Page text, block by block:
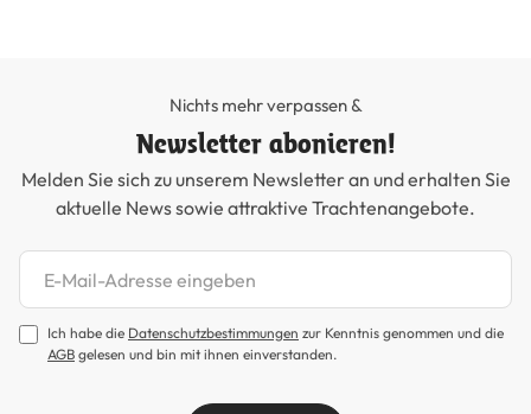
Nichts mehr verpassen &
Newsletter abonieren!
Melden Sie sich zu unserem Newsletter an und erhalten Sie
aktuelle News sowie attraktive Trachtenangebote.
Newsletter abonnieren
Ich habe die Datenschutzbestimmungen zur Kenntnis genommen und die
AGB gelesen und bin mit ihnen einverstanden.